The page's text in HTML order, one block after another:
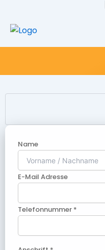
Name
E-Mail Adresse
Telefonnummer *